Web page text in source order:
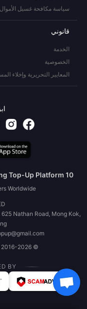
سياسة مكافحة غسيل الأموال
قانوني
الخدمة
الخصوصية
المعايير التحريرية وإخلاء
10 Years Trusted Game & Live Streaming Top-Up Platform
Worldwide
Nathan Road, Mong Kok,
© 2016-2026 BitTopup. All Rights Reserved.
BY